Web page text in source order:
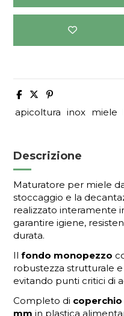
apicoltura inox miele
Descrizione
Maturatore per miele
stoccaggio e la
realizzato interamente
garantire igiene,
durata.
Ilfondo monopezzo
robustezza strutturale
evitando punti critici di
Completo di coperchio
mm in plastica